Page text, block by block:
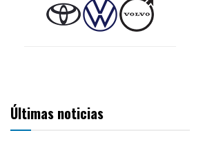
Últimas noticias